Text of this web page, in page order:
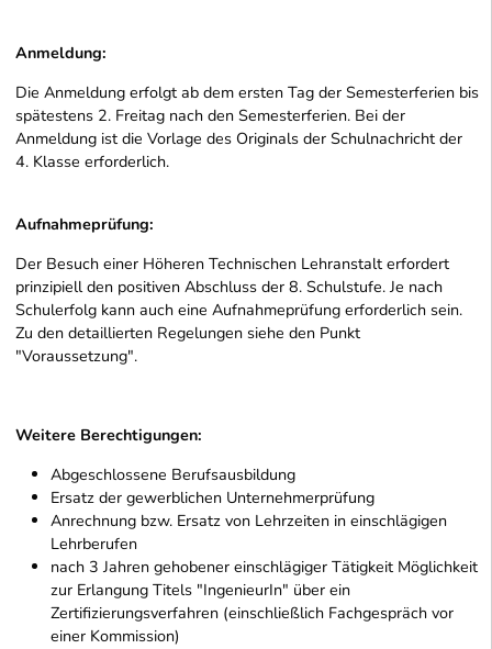
Anmeldung:
Die Anmeldung erfolgt ab dem ersten Tag der Semesterferien bis
spätestens 2. Freitag nach den Semesterferien. Bei der
Anmeldung ist die Vorlage des Originals der Schulnachricht der
4. Klasse erforderlich.
Aufnahmeprüfung:
Der Besuch einer Höheren Technischen Lehranstalt erfordert
prinzipiell den positiven Abschluss der 8. Schulstufe. Je nach
Schulerfolg kann auch eine Aufnahmeprüfung erforderlich sein.
Zu den detaillierten Regelungen siehe den Punkt
"Voraussetzung".
Weitere Berechtigungen:
Abgeschlossene Berufsausbildung
Ersatz der gewerblichen Unternehmerprüfung
Anrechnung bzw. Ersatz von Lehrzeiten in einschlägigen
Lehrberufen
nach 3 Jahren gehobener einschlägiger Tätigkeit Möglichkeit
zur Erlangung Titels "IngenieurIn" über ein
Zertifizierungsverfahren (einschließlich Fachgespräch vor
einer Kommission)